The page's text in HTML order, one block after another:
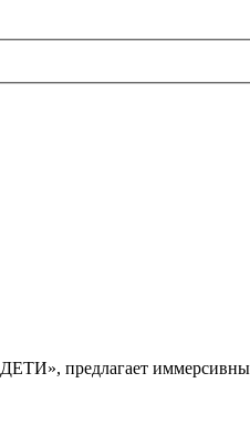
предлагает